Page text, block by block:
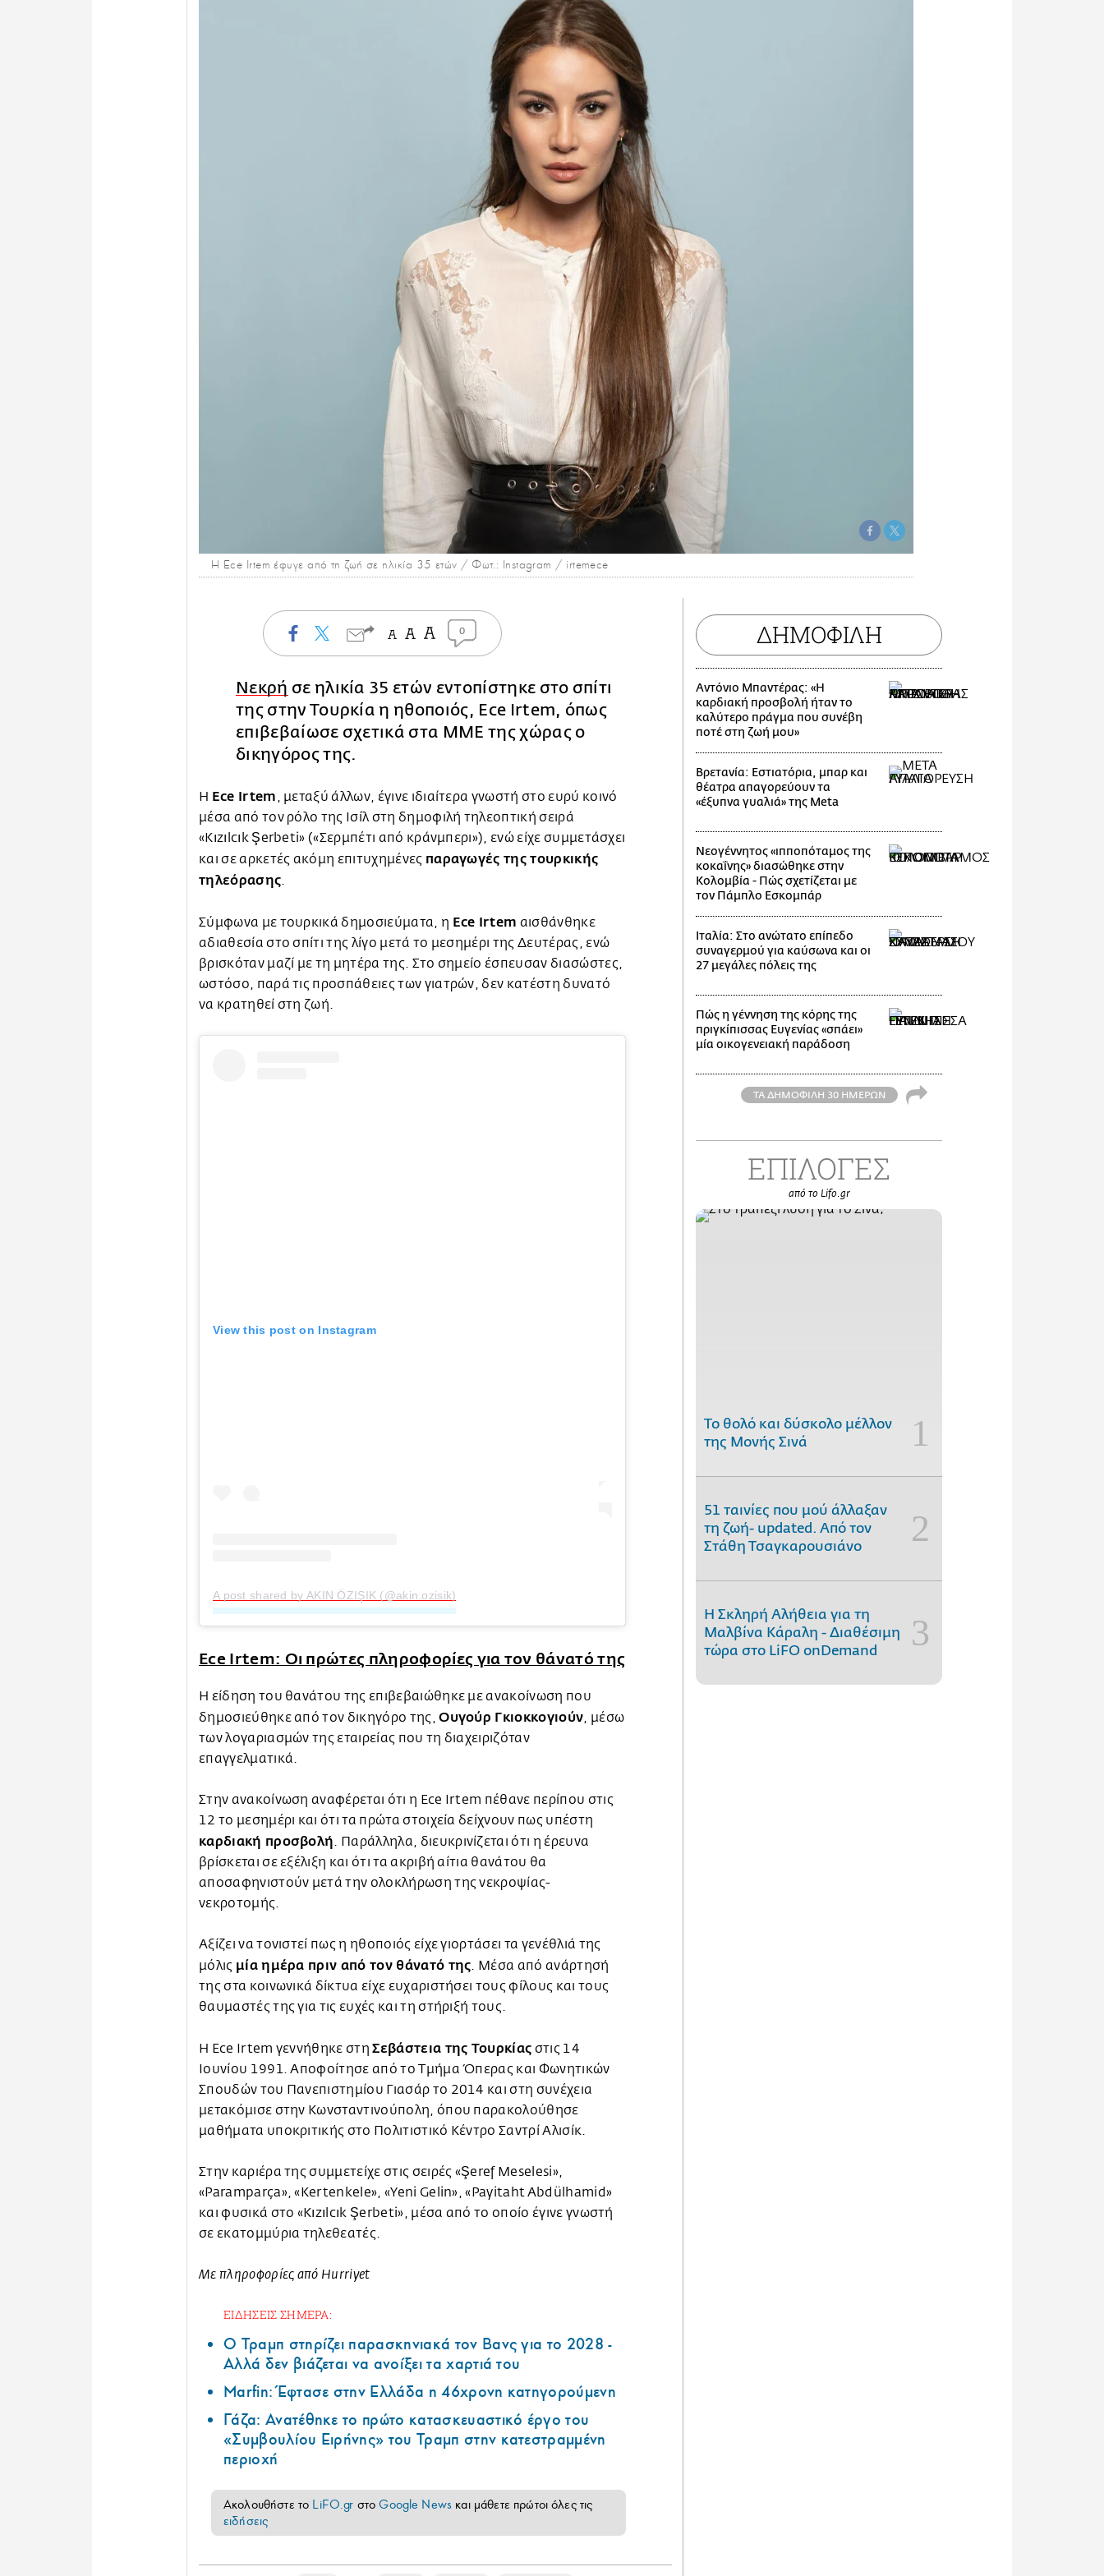
Η Ece Irtem έφυγε από τη ζωή σε ηλικία 35 ετών / Φωτ.: Instagram / irtemece
0
Νεκρή σε ηλικία 35 ετών εντοπίστηκε στο σπίτι
της στην Τουρκία η ηθοποιός, Ece Irtem, όπως
επιβεβαίωσε σχετικά στα ΜΜΕ της χώρας ο
δικηγόρος της.
Η Ece Irtem, μεταξύ άλλων, έγινε ιδιαίτερα γνωστή στο ευρύ κοινό
μέσα από τον ρόλο της Ισίλ στη δημοφιλή τηλεοπτική σειρά
«Kızılcık Şerbeti» («Σερμπέτι από κράνμπερι»), ενώ είχε συμμετάσχει
και σε αρκετές ακόμη επιτυχημένες παραγωγές της τουρκικής
τηλεόρασης.
Σύμφωνα με τουρκικά δημοσιεύματα, η Ece Irtem αισθάνθηκε
αδιαθεσία στο σπίτι της λίγο μετά το μεσημέρι της Δευτέρας, ενώ
βρισκόταν μαζί με τη μητέρα της. Στο σημείο έσπευσαν διασώστες,
ωστόσο, παρά τις προσπάθειες των γιατρών, δεν κατέστη δυνατό
να κρατηθεί στη ζωή.
View this post on Instagram
A post shared by AKIN ÖZIŞIK (@akin.ozisik)
Ece Irtem: Οι πρώτες πληροφορίες για τον θάνατό της
Η είδηση του θανάτου της επιβεβαιώθηκε με ανακοίνωση που
δημοσιεύθηκε από τον δικηγόρο της,Ουγούρ Γκιοκκογιούν, μέσω
των λογαριασμών της εταιρείας που τη διαχειριζόταν
επαγγελματικά.
Στην ανακοίνωση αναφέρεται ότι η Ece Irtem πέθανε περίπου στις
12 το μεσημέρι και ότι τα πρώτα στοιχεία δείχνουν πως υπέστη
καρδιακή προσβολή. Παράλληλα, διευκρινίζεται ότι η έρευνα
βρίσκεται σε εξέλιξη και ότι τα ακριβή αίτια θανάτου θα
αποσαφηνιστούν μετά την ολοκλήρωση της νεκροψίας-
νεκροτομής.
Αξίζει να τονιστεί πως η ηθοποιός είχε γιορτάσει τα γενέθλιά της
μόλις μία ημέρα πριν από τον θάνατό της. Μέσα από ανάρτησή
της στα κοινωνικά δίκτυα είχε ευχαριστήσει τους φίλους και τους
θαυμαστές της για τις ευχές και τη στήριξή τους.
Η Ece Irtem γεννήθηκε στηΣεβάστεια της Τουρκίας στις 14
Ιουνίου 1991. Αποφοίτησε από το Τμήμα Όπερας και Φωνητικών
Σπουδών του Πανεπιστημίου Γιασάρ το 2014 και στη συνέχεια
μετακόμισε στην Κωνσταντινούπολη, όπου παρακολούθησε
μαθήματα υποκριτικής στο Πολιτιστικό Κέντρο Σαντρί Αλισίκ.
Στην καριέρα της συμμετείχε στις σειρές «Şeref Meselesi»,
«Paramparça», «Kertenkele», «Yeni Gelin», «Payitaht Abdülhamid»
και φυσικά στο «Kızılcık Şerbeti», μέσα από το οποίο έγινε γνωστή
σε εκατομμύρια τηλεθεατές.
Με πληροφορίες από Hurriyet
ΕΙΔΗΣΕΙΣ ΣΗΜΕΡΑ:
Ο Τραμπ στηρίζει παρασκηνιακά τον Βανς για το 2028 -
Αλλά δεν βιάζεται να ανοίξει τα χαρτιά του
Marfin: Έφτασε στην Ελλάδα η 46χρονη κατηγορούμενη
Γάζα: Ανατέθηκε το πρώτο κατασκευαστικό έργο του
«Συμβουλίου Ειρήνης» του Τραμπ στην κατεστραμμένη
περιοχή
Ακολουθήστε το LiFO.gr στοGoogle News και μάθετε πρώτοι όλες τις
ειδήσεις
ΔΗΜΟΦΙΛΗ
Αντόνιο Μπαντέρας: «Η
καρδιακή προσβολή ήταν το
καλύτερο πράγμα που συνέβη
ποτέ στη ζωή μου»
Βρετανία: Εστιατόρια, μπαρ και
θέατρα απαγορεύουν τα
«έξυπνα γυαλιά» της Meta
Νεογέννητος «ιπποπόταμος της
κοκαΐνης» διασώθηκε στην
Κολομβία - Πώς σχετίζεται με
τον Πάμπλο Εσκομπάρ
Ιταλία: Στο ανώτατο επίπεδο
συναγερμού για καύσωνα και οι
27 μεγάλες πόλεις της
Πώς η γέννηση της κόρης της
πριγκίπισσας Ευγενίας «σπάει»
μία οικογενειακή παράδοση
ΤΑ ΔΗΜΟΦΙΛΗ 30 ΗΜΕΡΩΝ
ΕΠΙΛΟΓΕΣ
από το Lifo.gr
Το θολό και δύσκολο μέλλον
της Μονής Σινά
51 ταινίες που μού άλλαξαν
τη ζωή- updated. Aπό τον
Στάθη Τσαγκαρουσιάνο
Η Σκληρή Αλήθεια για τη
Μαλβίνα Κάραλη - Διαθέσιμη
τώρα στo LiFO onDemand